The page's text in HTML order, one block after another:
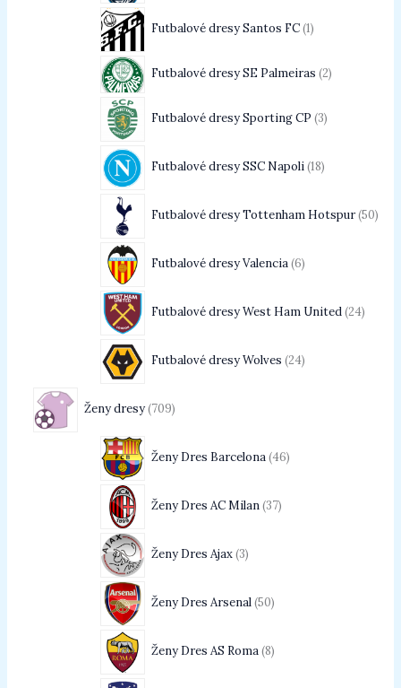
Futbalové dresy Santos FC 1
Futbalové dresy SE Palmeiras 2
Futbalové dresy Sporting CP 3
Futbalové dresy SSC Napoli 18
Futbalové dresy Tottenham Hotspur 50
Futbalové dresy Valencia 6
Futbalové dresy West Ham United 24
Futbalové dresy Wolves 24
Ženy dresy 709
Ženy Dres Barcelona 46
Ženy Dres AC Milan 37
Ženy Dres Ajax 3
Ženy Dres Arsenal 50
Ženy Dres AS Roma 8